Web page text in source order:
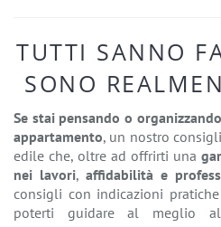
TUTTI SANNO
SONO
Se stai pensando o
appartamento, un nostro
edile che, oltre ad offrirti una
nei lavori, affidabilità e
consigli con indicazioni
poterti guidare al meglio